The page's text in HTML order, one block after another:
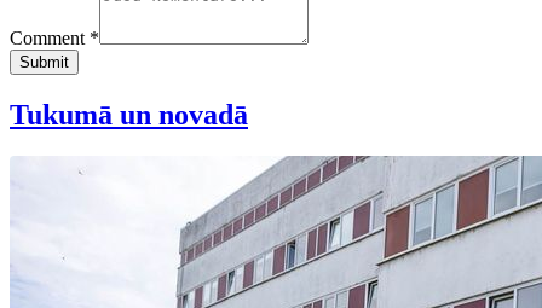
Comment *
Submit
Tukumā un novadā